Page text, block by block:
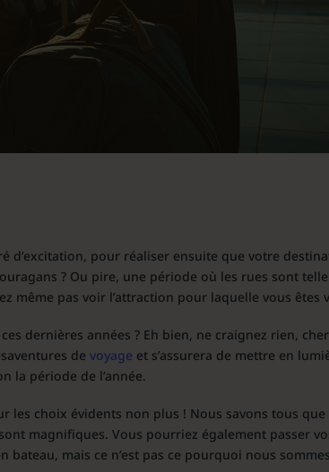
d’excitation, pour réaliser ensuite que votre
? Ou pire, une période où les rues sont
même pas voir l’attraction pour laquelle vous êtes
dernières années ? Eh bien, ne craignez rien,
devoyage et s’assurera de mettre en
la période de l’année.
les choix évidents non plus ! Nous savons tous
magnifiques. Vous pourriez également passer
mais ce n’est pas ce pourquoi nous sommes